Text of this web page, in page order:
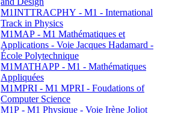
M1INTTRACPHY - M1 - International
Track in Physics
M1MAP - M1 Mathématiques et
Applications - Voie Jacques Hadamard -
École Polytechnique
M1MATHAPP - M1 - Mathématiques
Appliquées
M1MPRI - M1 MPRI - Foudations of
Computer Science
M1P - M1 Physique - Voie Irène Joliot